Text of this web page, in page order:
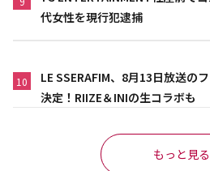
代女性を現行犯逮捕
10
LE SSERAFIM、8月13日放送の
決定！RIIZE＆INIの生コラボも
もっと見る